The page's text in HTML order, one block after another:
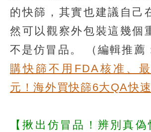
的快篩，其實也建議自己
然可以觀察外包裝這幾個
不是仿冒品。
（編輯推薦
購快篩不用FDA核准、
元！海外買快篩6大QA快速
【揪出仿冒品！辨別真